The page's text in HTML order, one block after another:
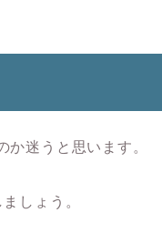
迷うと思います。
しょう。